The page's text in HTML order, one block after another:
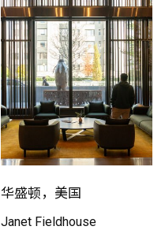
华盛顿，美国
Janet Fieldhouse